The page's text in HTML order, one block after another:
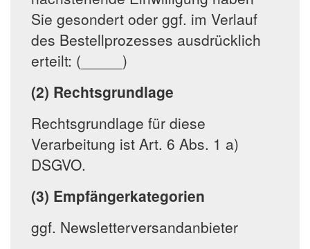
Sie gesondert oder ggf. im Verlauf
des Bestellprozesses ausdrücklich
erteilt: (_____)
(2) Rechtsgrundlage
Rechtsgrundlage für diese
Verarbeitung ist Art. 6 Abs. 1 a)
DSGVO.
(3) Empfängerkategorien
ggf. Newsletterversandanbieter